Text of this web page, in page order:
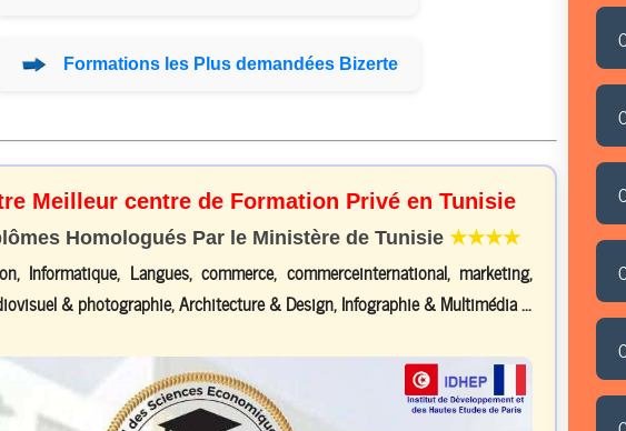
Formationsles Plus demandées Bizerte
Meilleur centre de Formation Privé en Tunisie
Homologués Par le Ministère de Tunisie ★★★★
Informatique, Langues, commerce, commerceinternational, marketing,
& photographie, Architecture & Design, Infographie & Multimédia ...